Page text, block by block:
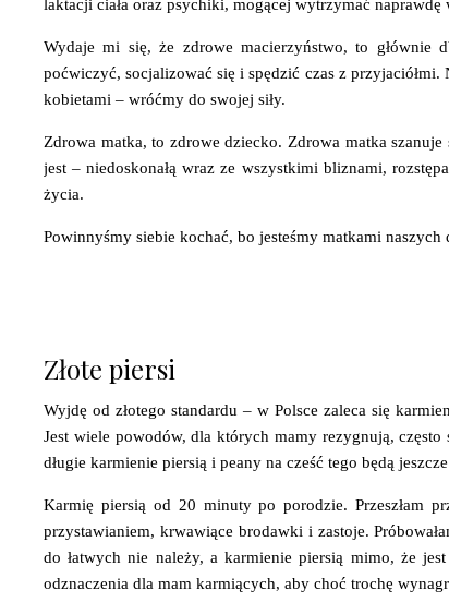
laktacji ciała oraz psychiki, mogącej wytrzymać naprawdę
Wydaje mi się, że zdrowe macierzyństwo, to głównie
poćwiczyć, socjalizować się i spędzić czas z
kobietami – wróćmy do swojej siły.
Zdrowa matka, to zdrowe dziecko. Zdrowa matka
jest – niedoskonałą wraz ze wszystkimi bliznami,
życia.
Powinnyśmy siebie kochać, bo jesteśmy matkami naszych
Złote piersi
Wyjdę od złotego standardu – w Polsce zaleca się
Jest wiele powodów, dla których mamy rezygnują,
długie karmienie piersią i peany na cześć tego będą
Karmię piersią od 20 minuty po porodzie. Przeszłam
przystawianiem, krwawiące brodawki i zastoje.
do łatwych nie należy, a karmienie piersią mimo, że
odznaczenia dla mam karmiących, aby choć trochę